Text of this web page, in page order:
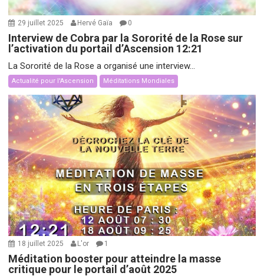
29 juillet 2025 Hervé Gaïa 0
Interview de Cobra par la Sororité de la Rose sur
l’activation du portail d’Ascension 12:21
La Sororité de la Rose a organisé une interview...
Actualité pour l'Ascension Méditations Mondiales
18 juillet 2025 L'or 1
Méditation booster pour atteindre la masse
critique pour le portail d’août 2025